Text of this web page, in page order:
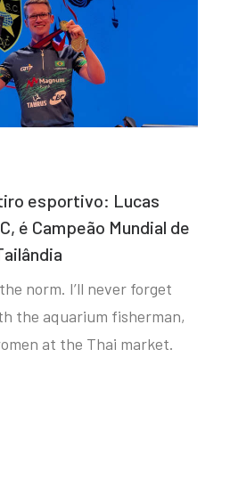
esportivo: Lucas
é Campeão Mundial de
norm. I’ll never forget
the aquarium fisherman,
at the Thai market.